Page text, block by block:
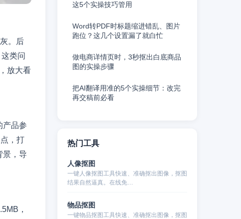
。后
类问
放大看
产品参
，打
景，导
，
这5个实操技巧管用
Word转PDF时标题缩进错乱、图片
跑位？这几个设置漏了就白忙
做电商详情页时，3秒抠出白底商品
图的实操步骤
把AI翻译用准的5个实操细节：改完
再交稿前必看
热门工具
人像抠图
一键人像抠图工具快速、准确抠出图像，抠图
结果自然逼真。在线免…
物品抠图
一键物品抠图工具快速、准确抠出图像，抠图